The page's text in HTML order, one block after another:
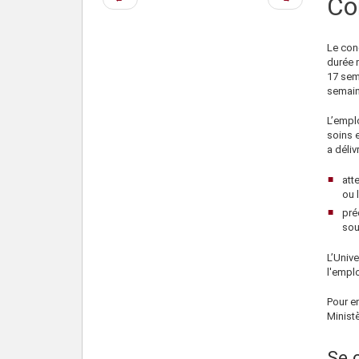
précédente
suivante
Le
durée
17
soins
a
ou
Pour